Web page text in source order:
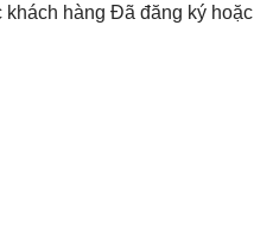
hàng Đã đăng ký hoặc